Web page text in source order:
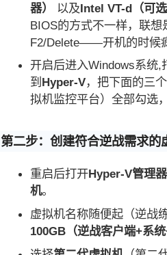
器）
以及Intel VT-d（可
BIOS的方式不一样，联
F2/Delete——开机的时候
开启后进入Windows系统,
到 Hyper-V，把下面的三
拟机监控平台）全部勾选
第二步：创建符合逆战需求的
重启后打开Hyper-V管理器
机。
虚拟机名称随便起（逆战
100GB（逆战客户端+系